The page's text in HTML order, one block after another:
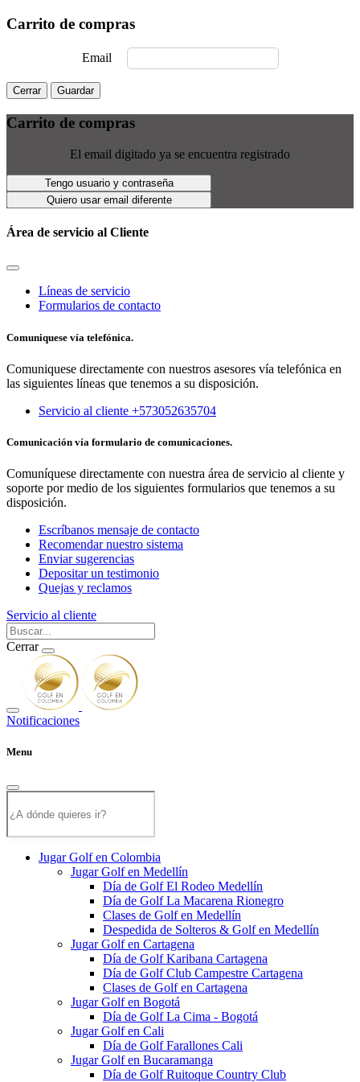
Carrito de compras
Email
Cerrar Guardar
Carrito de compras
El email digitado ya se encuentra registrado
Tengo usuario y contraseña
Quiero usar email diferente
Área de servicio al Cliente
Líneas de servicio
Formularios de contacto
Comuniquese vía telefónica.
Comuniquese directamente con nuestros asesores vía telefónica en
las siguientes líneas que tenemos a su disposición.
Servicio al cliente +573052635704
Comunicación vía formulario de comunicaciones.
Comuníquese directamente con nuestra área de servicio al cliente y
soporte por medio de los siguientes formularios que tenemos a su
disposición.
Escríbanos mensaje de contacto
Recomendar nuestro sistema
Enviar sugerencias
Depositar un testimonio
Quejas y reclamos
Servicio al cliente
Cerrar
Notificaciones
Menu
Jugar Golf en Colombia
Jugar Golf en Medellín
Día de Golf El Rodeo Medellín
Día de Golf La Macarena Rionegro
Clases de Golf en Medellín
Despedida de Solteros & Golf en Medellín
Jugar Golf en Cartagena
Día de Golf Karibana Cartagena
Día de Golf Club Campestre Cartagena
Clases de Golf en Cartagena
Jugar Golf en Bogotá
Día de Golf La Cima - Bogotá
Jugar Golf en Cali
Día de Golf Farallones Cali
Jugar Golf en Bucaramanga
Día de Golf Ruitoque Country Club